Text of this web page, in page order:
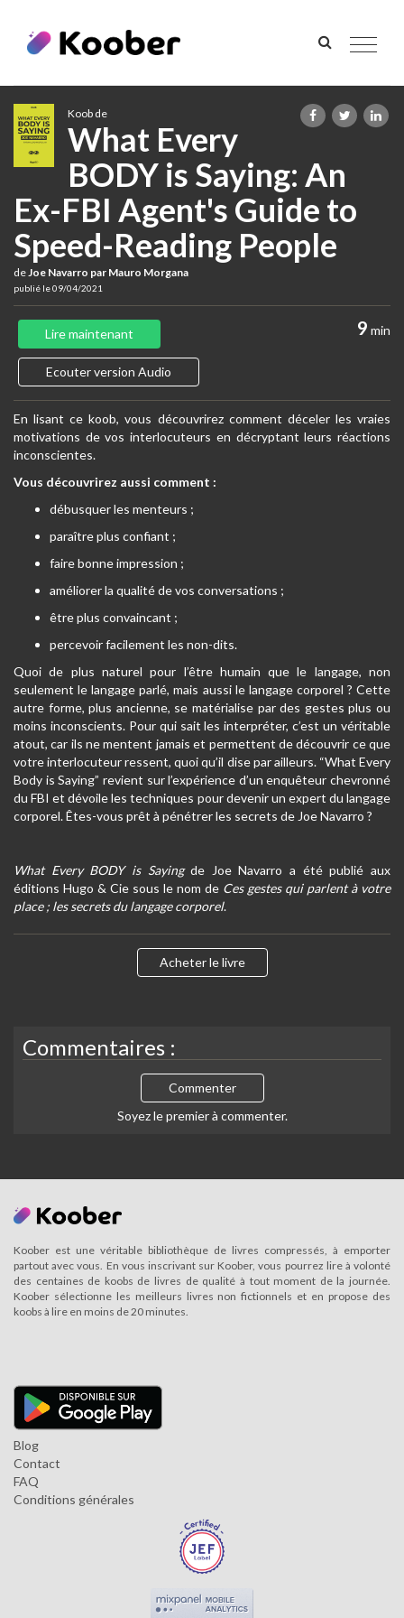
Toggle
Koob de
What Every
BODY is Saying: An
Ex-FBI Agent's Guide to
Speed-Reading People
deJoe Navarro par Mauro Morgana
publié le 09/04/2021
9 min
Lire maintenant
Ecouter version Audio
En lisant ce koob, vous découvrirez comment déceler les vraies
motivations de vos interlocuteurs en décryptant leurs réactions
inconscientes.
Vous découvrirez aussi comment :
débusquer les menteurs ;
paraître plus confiant ;
faire bonne impression ;
améliorer la qualité de vos conversations ;
être plus convaincant ;
percevoir facilement les non-dits.
Quoi de plus naturel pour l’être humain que le langage, non
seulement le langage parlé, mais aussi le langage corporel ? Cette
autre forme, plus ancienne, se matérialise par des gestes plus ou
moins inconscients. Pour qui sait les interpréter, c’est un véritable
atout, car ils ne mentent jamais et permettent de découvrir ce que
votre interlocuteur ressent, quoi qu’il dise par ailleurs. “What Every
Body is Saying” revient sur l’expérience d’un enquêteur chevronné
du FBI et dévoile les techniques pour devenir un expert du langage
corporel. Êtes-vous prêt à pénétrer les secrets de Joe Navarro ?
What Every BODY is Sayingde Joe Navarro a été publié aux
éditions Hugo & Cie sous le nom de Ces gestes qui parlent à votre
place ; les secrets du langage corporel.
Acheter le livre
Commentaires :
Commenter
Soyez le premier à commenter.
Koober est une véritable bibliothèque de livres compressés, à emporter
partout avec vous. En vous inscrivant sur Koober, vous pourrez lire à volonté
des centaines de koobs de livres de qualité à tout moment de la journée.
Koober sélectionne les meilleurs livres non fictionnels et en propose des
koobs à lire en moins de 20 minutes.
Blog
Contact
FAQ
Conditions générales